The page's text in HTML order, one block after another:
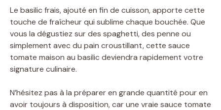
Le basilic frais, ajouté en fin de cuisson, apporte cette
touche de fraîcheur qui sublime chaque bouchée. Que
vous la dégustiez sur des spaghetti, des penne ou
simplement avec du pain croustillant, cette sauce
tomate maison au basilic deviendra rapidement votre
signature culinaire.
N’hésitez pas à la préparer en grande quantité pour en
avoir toujours à disposition, car une vraie sauce tomate